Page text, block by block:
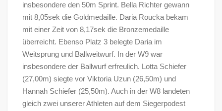
insbesondere den 50m Sprint. Bella Richter gewann
mit 8,05sek die Goldmedaille. Daria Roucka bekam
mit einer Zeit von 8,17sek die Bronzemedaille
überreicht. Ebenso Platz 3 belegte Daria im
Weitsprung und Ballweitwurf. In der W9 war
insbesondere der Ballwurf erfreulich. Lotta Schiefer
(27,00m) siegte vor Viktoria Uzun (26,50m) und
Hannah Schiefer (25,50m). Auch in der W8 landeten
gleich zwei unserer Athleten auf dem Siegerpodest